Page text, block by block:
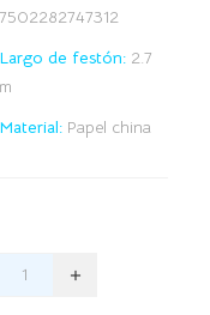
7502282747312
Largo de festón: 2.7
m
Material: Papel china